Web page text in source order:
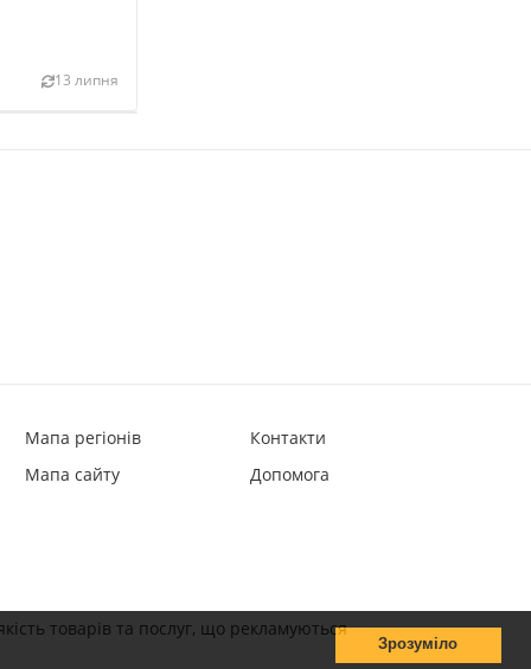
Зрозуміло
13 липня
Мапа регіонів
Мапа сайту
Контакти
Допомога
товарів та послуг, що рекламуються